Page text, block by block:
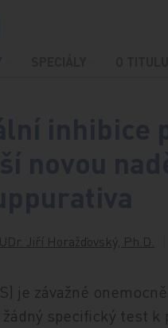
Jiří Horažďovský, Ph.D.
je závažné
specifický test k